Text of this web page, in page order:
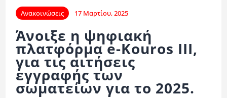
Ορισμοί Διαιτητών
Ποινές
Περισσότερα
Ανακοινώσεις 17 Μαρτίου, 2025
Άνοιξε η ψηφιακή
πλατφόρμα e-Kouros III,
για τις αιτήσεις
εγγραφής των
σωματείων για το 2025.